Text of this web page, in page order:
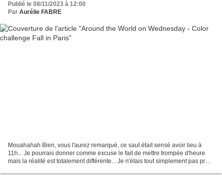
Publié le 08/11/2023 à 12:00
Par Aurélie FABRE
Mouahahah Bien, vous l'aurez remarqué, ce saut était sensé avoir lieu à
11h... Je pourrais donner comme excuse le fait de mettre trompée d'heure
mais la réalité est totalement différente... Je n'étais tout simplement pas prête